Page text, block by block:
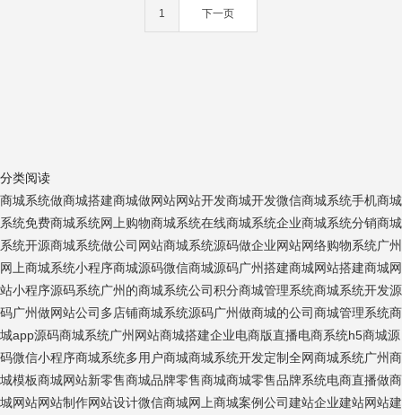
1 下一页
分类阅读
商城系统做商城搭建商城做网站网站开发商城开发微信商城系统手机商城
系统免费商城系统网上购物商城系统在线商城系统企业商城系统分销商城
系统开源商城系统做公司网站商城系统源码做企业网站网络购物系统广州
网上商城系统小程序商城源码微信商城源码广州搭建商城网站搭建商城网
站小程序源码系统广州的商城系统公司积分商城管理系统商城系统开发源
码广州做网站公司 多店铺商城系统源码广州做商城的公司商城管理系统商
城app源码商城系统广州 网站商城搭建企业电商版直播电商系统h5商城源
码微信小程序商城系统多用户商城商城系统开发定制全网商城系统广州商
城模板商城网站新零售商城品牌零售商城商城零售品牌系统电商直播做商
城网站网站制作网站设计微信商城网上商城案例公司建站企业建站网站建